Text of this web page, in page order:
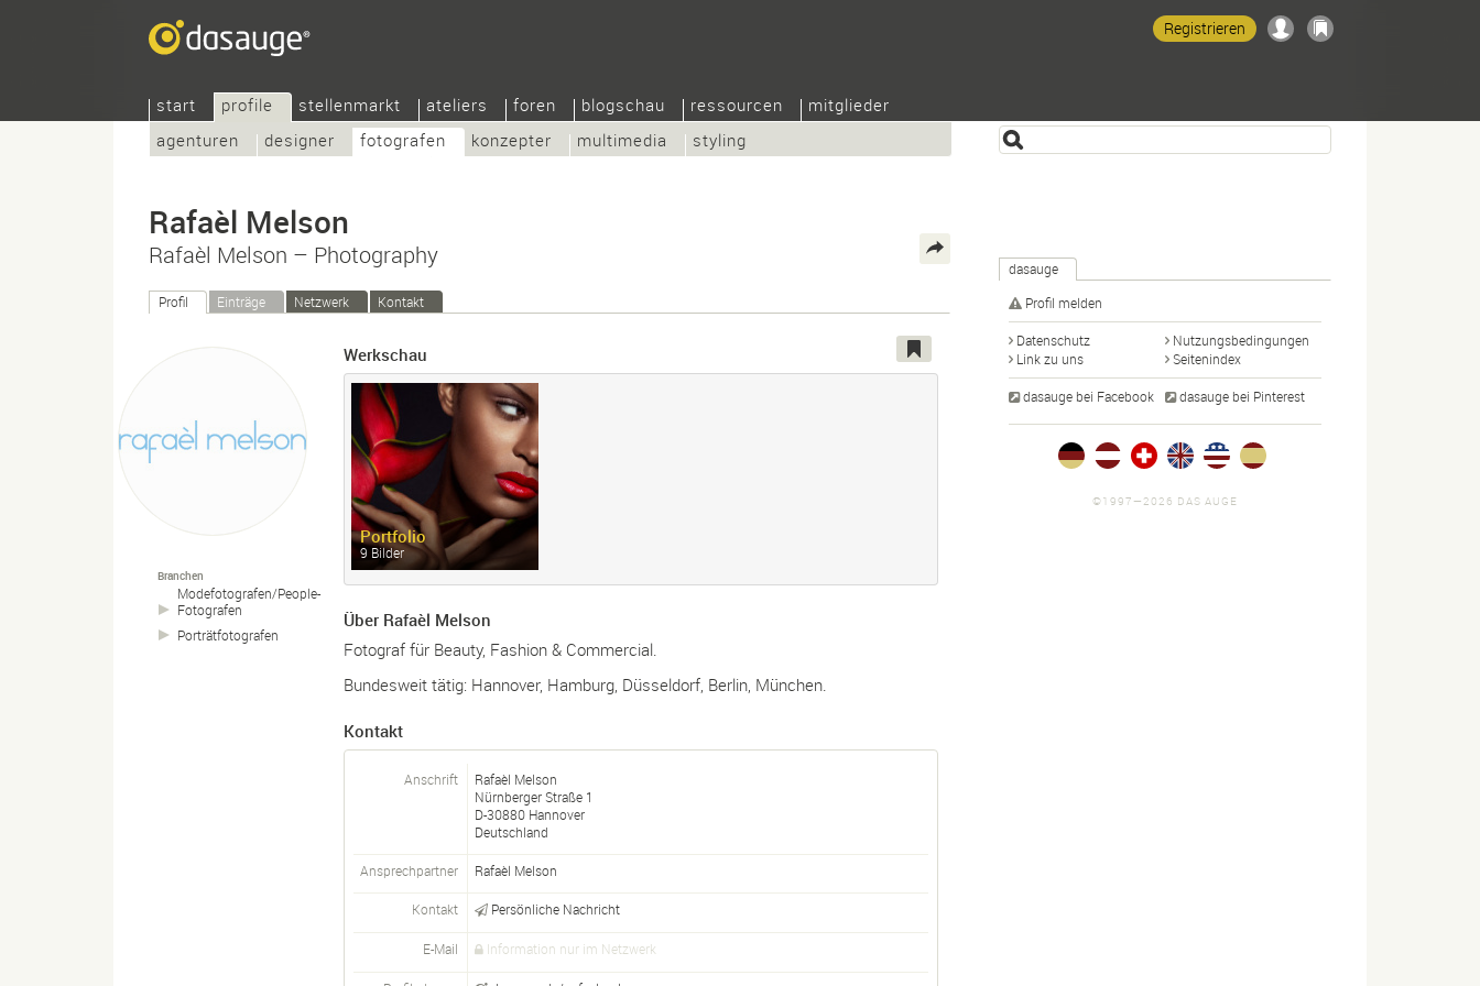
start
profile
agenturen
designer fotografen konzepter multimedia styling
stellenmarkt ateliers foren blogschau ressourcen mitglieder
Registrieren
Rafaèl Melson
Rafaèl Melson – Photography
Profil Einträge Netzwerk Kontakt
Branchen
Modefotografen/People-
Fotografen
Porträtfotografen
Werkschau
Portfolio
9 Bilder
Über Rafaèl Melson
Fotograf für Beauty, Fashion & Commercial.
Bundesweit tätig: Hannover, Hamburg, Düsseldorf, Berlin, München.
Kontakt
Anschrift
Rafaèl Melson
Nürnberger Straße 1
D-30880 Hannover
Deutschland
Ansprechpartner Rafaèl Melson
Kontakt Persönliche Nachricht
E-Mail Information nur im Netzwerk
dasauge
Profil melden
Datenschutz
Nutzungsbedingungen
Link zu uns
Seitenindex
dasauge bei Facebook dasauge bei Pinterest
©1997—2026 DAS AUGE